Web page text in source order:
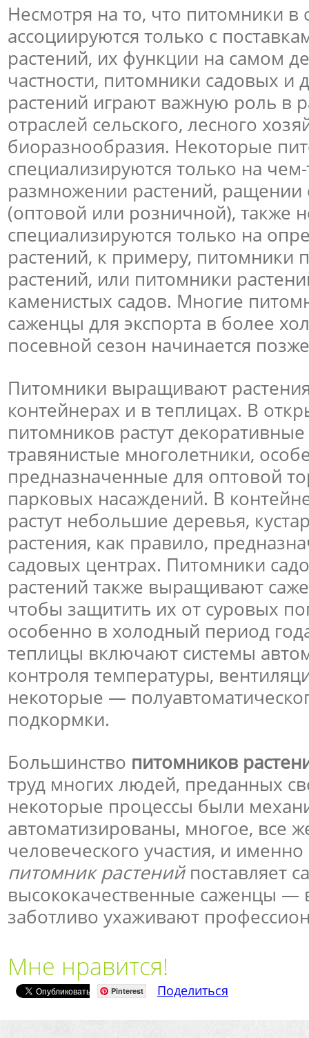
Несмотря на то, что питомники в
ассоциируются только с
растений, их функции на самом
частности, питомники садовых и
растений играют важную роль в
отраслей сельского, лесного
биоразнообразия. Некоторые
специализируются только на
размножении растений,
(оптовой или розничной), также
специализируются только на
растений, к примеру, питомники
растений, или питомники
каменистых садов. Многие
саженцы для экспорта в более
посевной сезон начинается
Питомники выращивают
контейнерах и в теплицах. В
питомников растут
травянистые многолетники,
предназначенные для оптовой
парковых насаждений. В
растут небольшие деревья,
растения, как правило,
садовых центрах. Питомники
растений также выращивают
чтобы защитить их от суровых
особенно в холодный период
теплицы включают системы
контроля температуры,
некоторые —
подкормки.
Большинство питомников
труд многих людей, преданных
некоторые процессы были
автоматизированы, многое, все
человеческого участия, и
питомник растенийпоставляет
высококачественные саженцы —
заботливо ухаживают
Мне нравится!
Pinterest Поделиться